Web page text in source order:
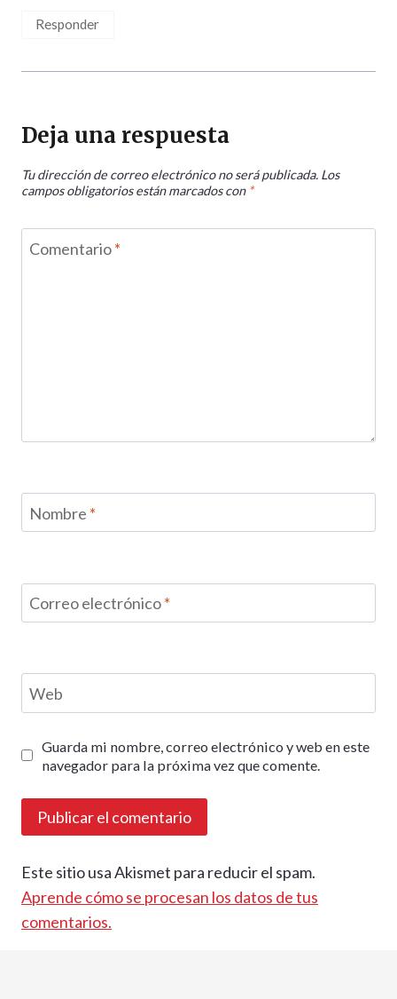
Responder
Deja una respuesta
Tu dirección de correo electrónico no será publicada. Los
campos obligatorios están marcados con *
Comentario*
Nombre *
Correo electrónico*
Web
Guarda mi nombre, correo electrónico y web en este
navegador para la próxima vez que comente.
Este sitio usa Akismet para reducir el spam.
Aprende cómo se procesan los datos de tus
comentarios.